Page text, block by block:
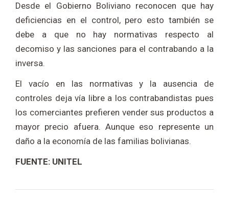
Desde el Gobierno Boliviano reconocen que hay
deficiencias en el control, pero esto también se
debe a que no hay normativas respecto al
decomiso y las sanciones para el contrabando a la
inversa.
El vacío en las normativas y la ausencia de
controles deja vía libre a los contrabandistas pues
los comerciantes prefieren vender sus productos a
mayor precio afuera. Aunque eso represente un
daño a la economía de las familias bolivianas.
FUENTE: UNITEL